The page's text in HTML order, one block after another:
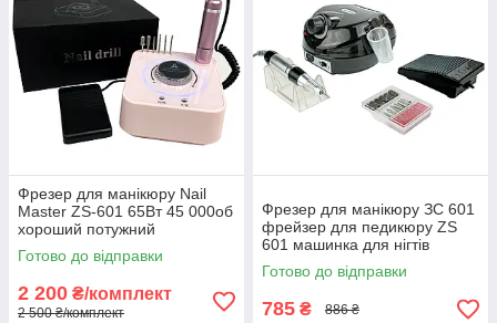
Фрезер для манікюру Nail
Master ZS-601 65Вт 45 000об
хороший потужний
професійний фрезер
манікюрний DM 202
Готово до відправки
2 200 ₴/комплект
2 500 ₴/комплект
Фрезер для манікюру ЗС 601
фрейзер для педикюру ZS
601 машинка для нігтів
45.000 оборотів 65 Ватт
Готово до відправки
785 ₴ 886 ₴